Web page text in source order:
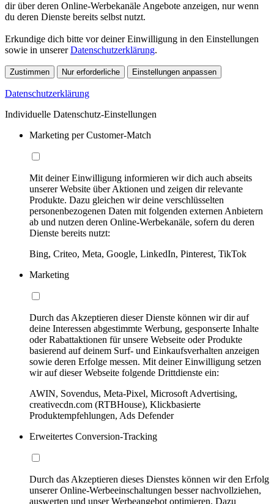
dir über deren Online-Werbekanäle Angebote anzeigen, nur wenn
du deren Dienste bereits selbst nutzt.
Erkundige dich bitte vor deiner Einwilligung in den Einstellungen
sowie in unsererDatenschutzerklärung.
Zustimmen Nur erforderliche Einstellungen anpassen
Datenschutzerklärung
Individuelle Datenschutz-Einstellungen
Marketing per Customer-Match
Mit deiner Einwilligung informieren wir dich auch abseits
unserer Website über Aktionen und zeigen dir relevante
Produkte. Dazu gleichen wir deine verschlüsselten
personenbezogenen Daten mit folgenden externen Anbietern
ab und nutzen deren Online-Werbekanäle, sofern du deren
Dienste bereits nutzt:
Bing, Criteo, Meta, Google, LinkedIn, Pinterest, TikTok
Marketing
Durch das Akzeptieren dieser Dienste können wir dir auf
deine Interessen abgestimmte Werbung, gesponserte Inhalte
oder Rabattaktionen für unsere Webseite oder Produkte
basierend auf deinem Surf- und Einkaufsverhalten anzeigen
sowie deren Erfolge messen. Mit deiner Einwilligung setzen
wir auf dieser Webseite folgende Drittdienste ein:
AWIN, Sovendus, Meta-Pixel, Microsoft Advertising,
creativecdn.com (RTBHouse), Klickbasierte
Produktempfehlungen, Ads Defender
Erweitertes Conversion-Tracking
Durch das Akzeptieren dieses Dienstes können wir den Erfolg
unserer Online-Werbeeinschaltungen besser nachvollziehen,
auswerten und unser Werbeangebot optimieren. Dazu